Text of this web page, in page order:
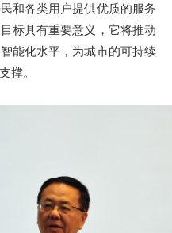
和各类用户提供优质的服务
标具有重要意义，它将推动
能化水平，为城市的可持续
撑。